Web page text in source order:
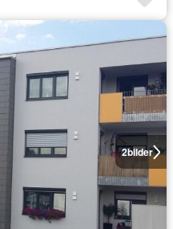
2bilder